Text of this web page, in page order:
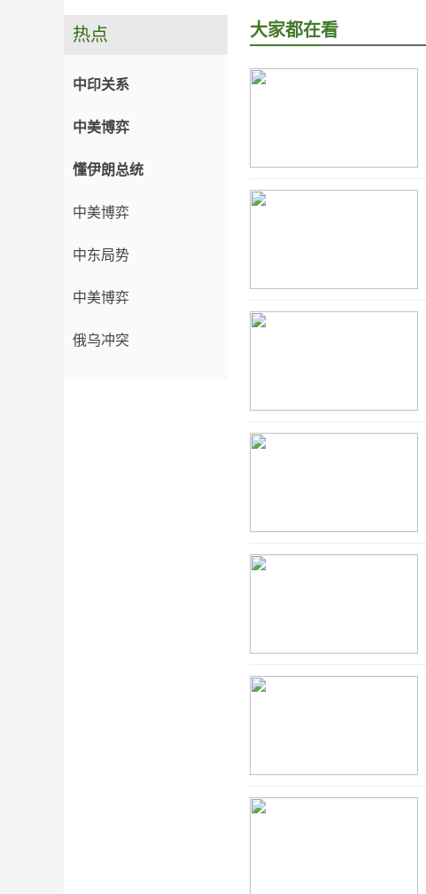
热点
中印关系
中美博弈
懂伊朗总统
中美博弈
中东局势
中美博弈
俄乌冲突
大家都在看